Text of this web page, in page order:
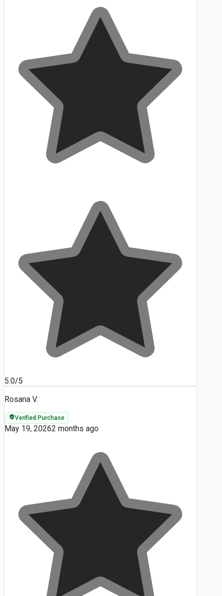
5.0/5
Rosana V.
Verified Purchase
May 19, 20262 months ago